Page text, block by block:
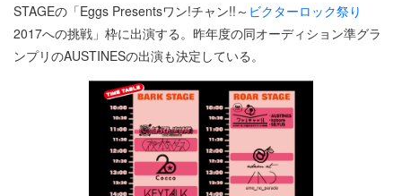
STAGEの「Eggs Presentsワン!チャン!!～ ビクターロック祭り
2017への挑戦」枠に出演する。昨年度の同オーディション準グラ
ンプリのAUSTINESの出演も決定している。